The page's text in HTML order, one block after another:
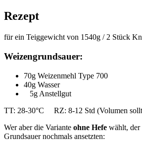
Rezept
für ein Teiggewicht von 1540g / 2 Stück
Weizengrundsauer:
70g Weizenmehl Type 700
40g Wasser
5g Anstellgut
TT: 28-30°C RZ: 8-12 Std (Volumen
Wer aber die Variante ohne Hefe wählt, der
Grundsauer nochmals ansetzten: